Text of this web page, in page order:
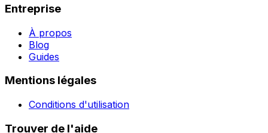
Entreprise
À propos
Blog
Guides
Mentions légales
Conditions d'utilisation
Trouver de l'aide